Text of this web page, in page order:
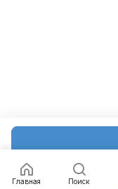
Главная Поиск